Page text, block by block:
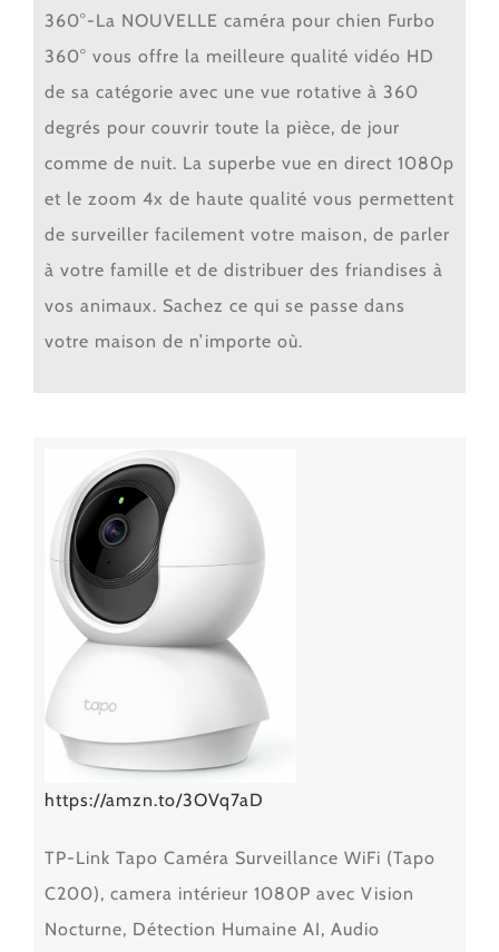
360°-La NOUVELLE caméra pour chien Furbo
360° vous offre la meilleure qualité vidéo HD
de sa catégorie avec une vue rotative à 360
degrés pour couvrir toute la pièce, de jour
comme de nuit. La superbe vue en direct 1080p
et le zoom 4x de haute qualité vous permettent
de surveiller facilement votre maison, de parler
à votre famille et de distribuer des friandises à
vos animaux. Sachez ce qui se passe dans
votre maison de n’importe où.
https://amzn.to/3OVq7aD
TP-Link Tapo Caméra Surveillance WiFi (Tapo
C200), camera intérieur 1080P avec Vision
Nocturne, Détection Humaine AI, Audio